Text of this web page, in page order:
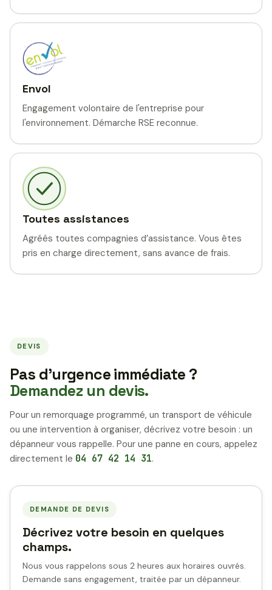
Envol
Engagement volontaire de l'entreprise pour
l'environnement. Démarche RSE reconnue.
Toutes assistances
Agréés toutes compagnies d’assistance. Vous êtes
pris en charge directement, sans avance de frais.
DEVIS
Pas d’urgence immédiate ?
Demandez un devis.
Pour un remorquage programmé, un transport de véhicule
ou une intervention à organiser, décrivez votre besoin : un
dépanneur vous rappelle. Pour une panne en cours, appelez
directement le 04 67 42 14 31.
DEMANDE DE DEVIS
Décrivez votre besoin en quelques
champs.
Nous vous rappelons sous 2 heures aux horaires ouvrés.
Demande sans engagement, traitée par un dépanneur.